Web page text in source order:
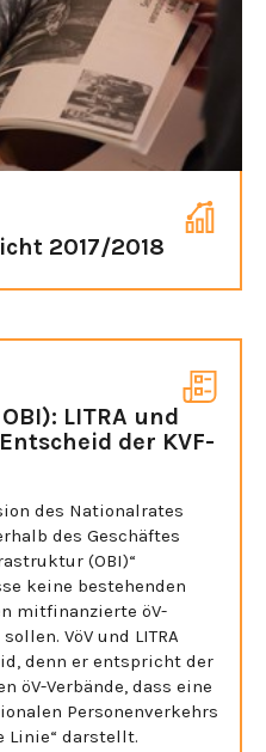
2017/2018
LITRA und
der KVF-
des Nationalrates
des Geschäftes
(OBI)“
keine bestehenden
mitfinanzierte öV-
VöV und LITRA
denn er entspricht der
öV-Verbände, dass eine
Personenverkehrs
Linie“ darstellt.